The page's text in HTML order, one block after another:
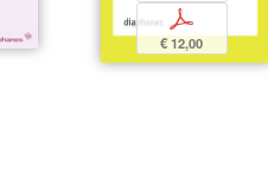
p
€ 12,00